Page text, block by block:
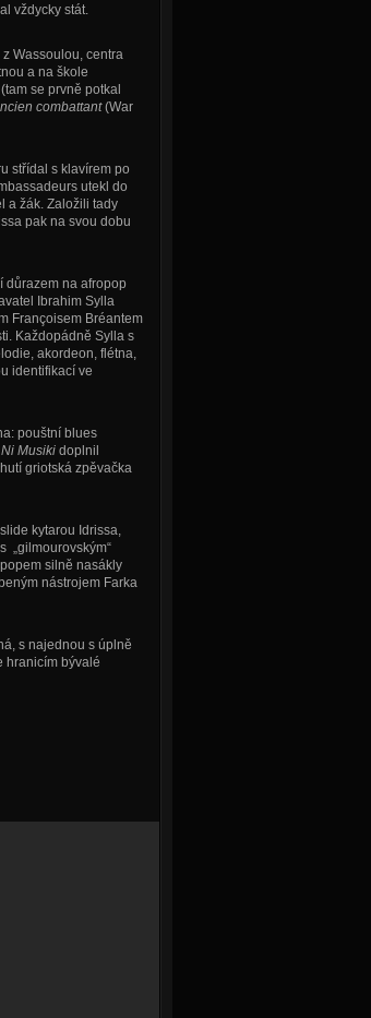
vždycky stát.
Wassoulou, centra
a na škole
se prvně potkal
combattant(War
střídal s klavírem po
utekl do
a žák. Založili tady
pak na svou dobu
důrazem na afropop
Ibrahim Sylla
Françoisem Bréantem
Každopádně Sylla s
akordeon, flétna,
identifikací ve
pouštní blues
Musikidoplnil
griotská zpěvačka
kytarou Idrissa,
„gilmourovským“
silně nasákly
nástrojem Farka
s najednou s úplně
hranicím bývalé